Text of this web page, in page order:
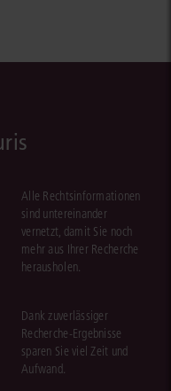
Alle Rechtsinformationen
sind untereinander
vernetzt, damit Sie noch
mehr aus Ihrer Recherche
herausholen.
Dank zuverlässiger
Recherche-Ergebnisse
sparen Sie viel Zeit und
Aufwand.